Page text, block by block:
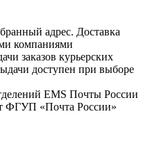
адрес. Доставка
компаниями
заказов курьерских
доступен при выборе
EMS Почты России
ФГУП «Почта России»